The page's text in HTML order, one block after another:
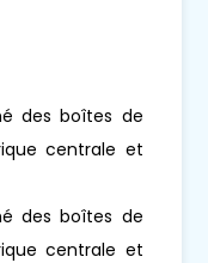
des boîtes de
centrale et
des boîtes de
centrale et